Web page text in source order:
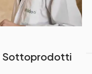
Sottoprodotti